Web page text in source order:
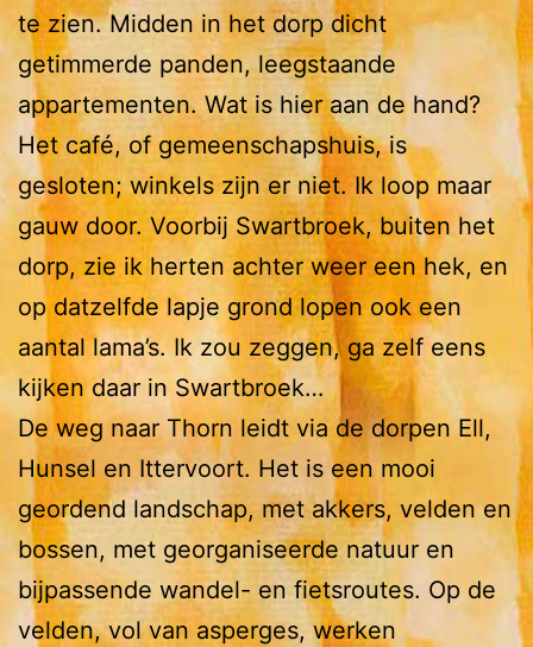
te zien. Midden in het dorp dicht
getimmerde panden, leegstaande
appartementen. Wat is hier aan de hand?
Het café, of gemeenschapshuis, is
gesloten; winkels zijn er niet. Ik loop maar
gauw door. Voorbij Swartbroek, buiten het
dorp, zie ik herten achter weer een hek, en
op datzelfde lapje grond lopen ook een
aantal lama’s. Ik zou zeggen, ga zelf eens
kijken daar in Swartbroek…
De weg naar Thorn leidt via de dorpen Ell,
Hunsel en Ittervoort. Het is een mooi
geordend landschap, met akkers, velden en
bossen, met georganiseerde natuur en
bijpassende wandel- en fietsroutes. Op de
velden, vol van asperges, werken